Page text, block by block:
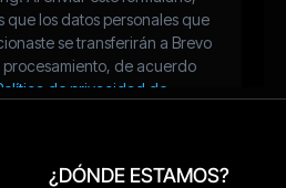
¿DÓNDE ESTAMOS?